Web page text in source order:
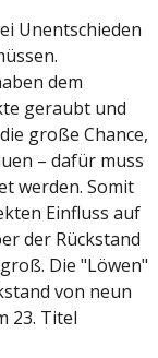
Unentschieden
dem
geraubt und
große Chance,
– dafür muss
werden. Somit
Einfluss auf
der Rückstand
Die "Löwen"
von neun
23. Titel